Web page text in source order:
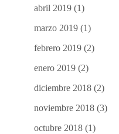
abril 2019 (1)
marzo 2019 (1)
febrero 2019 (2)
enero 2019 (2)
diciembre 2018 (2)
noviembre 2018 (3)
octubre 2018 (1)